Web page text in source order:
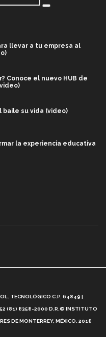
llevar a tu empresa al
Conoce el nuevo HUB de
baile su vida (video)
la experiencia educativa
Tec? (video)
TECNOLÓGICO C.P. 64849 |
(81) 8358-2000 D.R.© INSTITUTO
DE MONTERREY, MÉXICO. 2018